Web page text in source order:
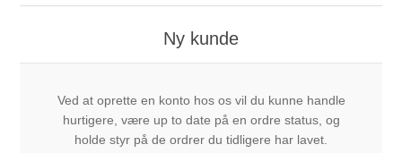
Ny kunde
Ved at oprette en konto hos os vil du kunne handle
hurtigere, være up to date på en ordre status, og
holde styr på de ordrer du tidligere har lavet.